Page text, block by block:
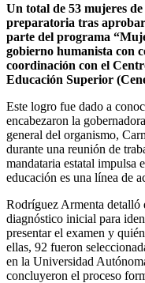
Un total de 53 mujeres
preparatoria tras
parte del programa
gobierno humanista con
coordinación con el
Educación Superior
Este logro fue dado a
encabezaron la gobernadora
general del organismo,
durante una reunión de
mandataria estatal impulsa
educación es una línea de
Rodríguez Armenta detalló
diagnóstico inicial para
presentar el examen y
ellas, 92 fueron
en la Universidad
concluyeron el proceso